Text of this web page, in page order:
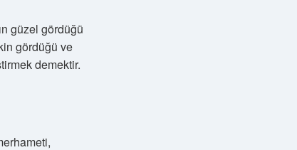
güzel gördüğü
gördüğü ve
demektir.